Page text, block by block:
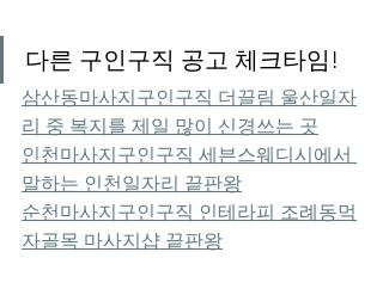
다른 구인구직 공고 체크타임!
삼산동마사지구인구직 더끌림 울산일자
리 중 복지를 제일 많이 신경쓰는 곳
인천마사지구인구직 세븐스웨디시에서
말하는 인천일자리 끝판왕
순천마사지구인구직 인테라피 조례동먹
자골목 마사지샵 끝판왕